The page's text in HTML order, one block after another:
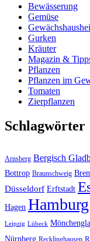
Bewässerung
Gemüse
Gurken
Kräuter
Magazin &
Pflanzen
Pflanzen im
Tomaten
Zierpflanzen
Schlagwörter
Arnsberg Bergisch
Bottrop Braunschweig
Düsseldorf Erftstadt
Hagen Hamburg
Leipzig Lübeck
Nürnberg